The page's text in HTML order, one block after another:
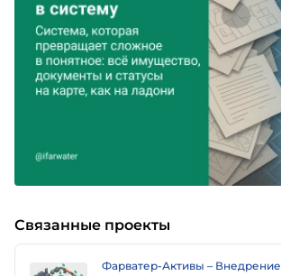
Связанные проекты
Фарватер-Активы – Внедрение